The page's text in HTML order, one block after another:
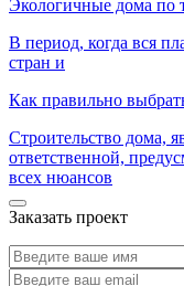
Экологичные дома по
В период, когда вся
стран и
Как правильно
Строительство дома,
ответственной,
всех нюансов
Заказать проект